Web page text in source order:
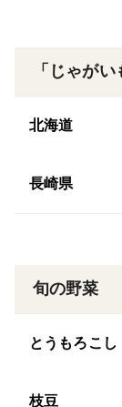
こちらもきた
男爵は粉吹き
ども新じゃが
「じゃが
北海道
長崎県
旬の野菜
とうもろこし
枝豆